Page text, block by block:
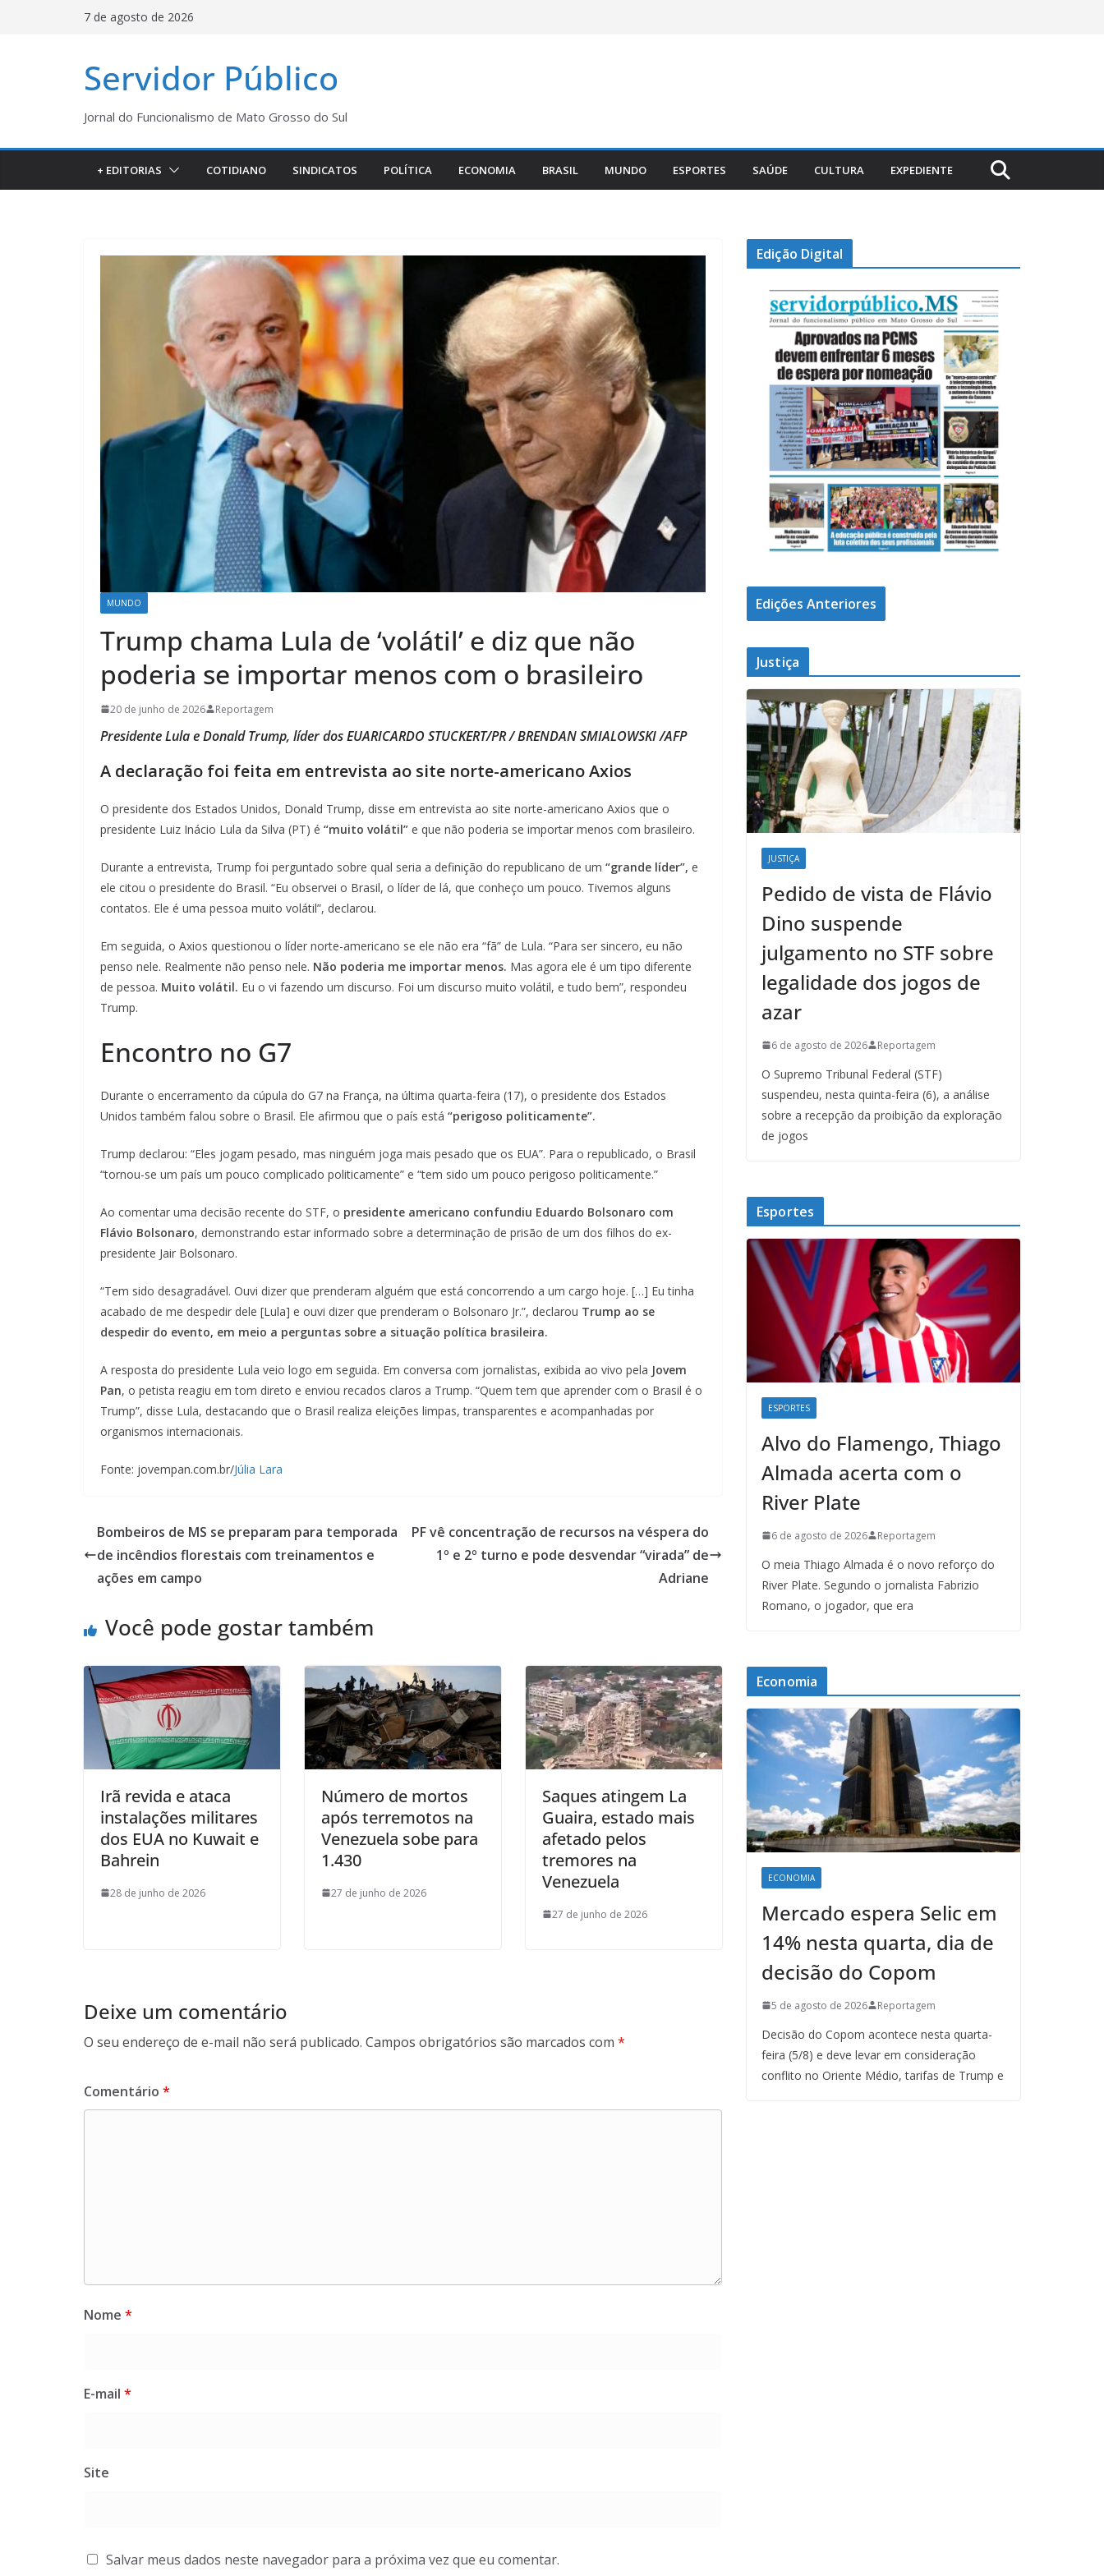
7 de agosto de 2026
Servidor Público
Jornal do Funcionalismo de Mato Grosso do Sul
+ EDITORIAS COTIDIANO SINDICATOS POLÍTICA ECONOMIA BRASIL MUNDO ESPORTES SAÚDE CULTURA EXPEDIENTE
MUNDO
Trump chama Lula de ‘volátil’ e diz que não
poderia se importar menos com o brasileiro
20 de junho de 2026 Reportagem
Presidente Lula e Donald Trump, líder dos EUARICARDO STUCKERT/PR / BRENDAN SMIALOWSKI /AFP
A declaração foi feita em entrevista ao site norte-americano Axios
O presidente dos Estados Unidos, Donald Trump, disse em entrevista ao site norte-americano Axios que o
presidente Luiz Inácio Lula da Silva (PT) é “muito volátil” e que não poderia se importar menos com brasileiro.
Durante a entrevista, Trump foi perguntado sobre qual seria a definição do republicano de um “grande líder”, e
ele citou o presidente do Brasil. “Eu observei o Brasil, o líder de lá, que conheço um pouco. Tivemos alguns
contatos. Ele é uma pessoa muito volátil”, declarou.
Em seguida, o Axios questionou o líder norte-americano se ele não era “fã” de Lula. “Para ser sincero, eu não
penso nele. Realmente não penso nele. Não poderia me importar menos. Mas agora ele é um tipo diferente
de pessoa. Muito volátil. Eu o vi fazendo um discurso. Foi um discurso muito volátil, e tudo bem”, respondeu
Trump.
Encontro no G7
Durante o encerramento da cúpula do G7 na França, na última quarta-feira (17), o presidente dos Estados
Unidos também falou sobre o Brasil. Ele afirmou que o país está “perigoso politicamente”.
Trump declarou: “Eles jogam pesado, mas ninguém joga mais pesado que os EUA”. Para o republicado, o Brasil
“tornou-se um país um pouco complicado politicamente” e “tem sido um pouco perigoso politicamente.”
Ao comentar uma decisão recente do STF, o presidente americano confundiu Eduardo Bolsonaro com
Flávio Bolsonaro, demonstrando estar informado sobre a determinação de prisão de um dos filhos do ex-
presidente Jair Bolsonaro.
“Tem sido desagradável. Ouvi dizer que prenderam alguém que está concorrendo a um cargo hoje. […] Eu tinha
acabado de me despedir dele [Lula] e ouvi dizer que prenderam o Bolsonaro Jr.”, declarou Trump ao se
despedir do evento, em meio a perguntas sobre a situação política brasileira.
A resposta do presidente Lula veio logo em seguida. Em conversa com jornalistas, exibida ao vivo pela Jovem
Pan, o petista reagiu em tom direto e enviou recados claros a Trump. “Quem tem que aprender com o Brasil é o
Trump”, disse Lula, destacando que o Brasil realiza eleições limpas, transparentes e acompanhadas por
organismos internacionais.
Fonte: jovempan.com.br/Júlia Lara
Bombeiros de MS se preparam para temporada
de incêndios florestais com treinamentos e
ações em campo
PF vê concentração de recursos na véspera do
1º e 2º turno e pode desvendar “virada” de
Adriane
Você pode gostar também
Irã revida e ataca
instalações militares
dos EUA no Kuwait e
Bahrein
28 de junho de 2026
Número de mortos
após terremotos na
Venezuela sobe para
1.430
27 de junho de 2026
Saques atingem La
Guaira, estado mais
afetado pelos
tremores na
Venezuela
27 de junho de 2026
Deixe um comentário
O seu endereço de e-mail não será publicado. Campos obrigatórios são marcados com *
Comentário *
Nome *
E-mail *
Site
Salvar meus dados neste navegador para a próxima vez que eu comentar.
Edição Digital
Edições Anteriores
Justiça
JUSTIÇA
Pedido de vista de Flávio
Dino suspende
julgamento no STF sobre
legalidade dos jogos de
azar
6 de agosto de 2026 Reportagem
O Supremo Tribunal Federal (STF)
suspendeu, nesta quinta-feira (6), a análise
sobre a recepção da proibição da exploração
de jogos
Esportes
ESPORTES
Alvo do Flamengo, Thiago
Almada acerta com o
River Plate
6 de agosto de 2026 Reportagem
O meia Thiago Almada é o novo reforço do
River Plate. Segundo o jornalista Fabrizio
Romano, o jogador, que era
Economia
ECONOMIA
Mercado espera Selic em
14% nesta quarta, dia de
decisão do Copom
5 de agosto de 2026 Reportagem
Decisão do Copom acontece nesta quarta-
feira (5/8) e deve levar em consideração
conflito no Oriente Médio, tarifas de Trump e